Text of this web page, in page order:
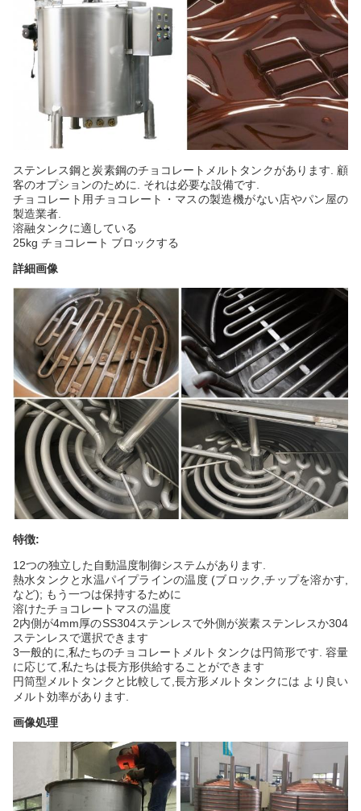
ステンレス鋼と炭素鋼のチョコレートメルトタンクがあります. 顧
客のオプションのために. それは必要な設備です.
チョコレート用チョコレート・マスの製造機がない店やパン屋の
製造業者.
溶融タンクに適している
25kg チョコレート ブロックする
詳細画像
特徴:
12つの独立した自動温度制御システムがあります.
熱水タンクと水温パイプラインの温度 (ブロック,チップを溶かす,
など); もう一つは保持するために
溶けたチョコレートマスの温度
2内側が4mm厚のSS304ステンレスで外側が炭素ステンレスか304
ステンレスで選択できます
3一般的に,私たちのチョコレートメルトタンクは円筒形です. 容量
に応じて,私たちは長方形供給することができます
円筒型メルトタンクと比較して,長方形メルトタンクには より良い
メルト効率があります.
画像処理